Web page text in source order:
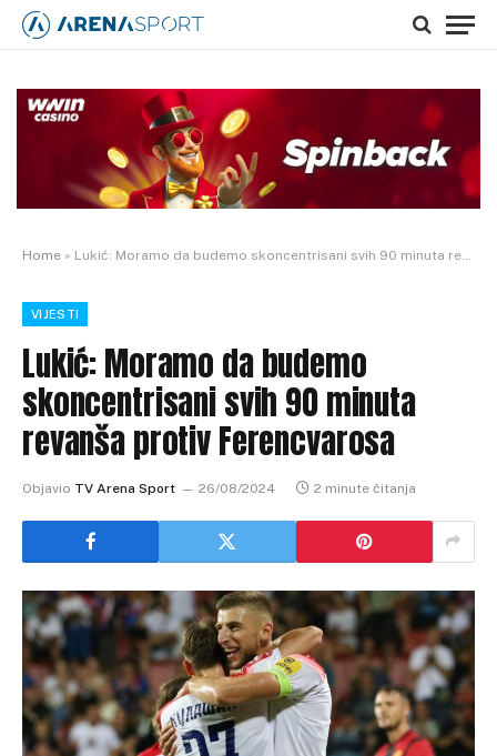
Home » Lukić: Moramo da budemo skoncentrisani svih 90 minuta revanša protiv Ferencvarosa
VIJESTI
Lukić: Moramo da budemo
skoncentrisani svih 90 minuta
revanša protiv Ferencvarosa
Objavio TV Arena Sport 26/08/2024 2 minute čitanja